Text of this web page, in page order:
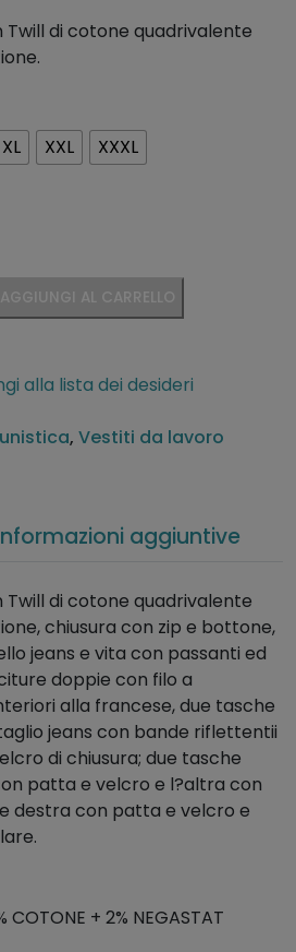
Twill di cotone quadrivalente
XL XXL XXXL
alla lista dei desideri
, Vestiti da lavoro
aggiuntive
Twill di cotone quadrivalente
chiusura con zip e bottone,
jeans e vita con passanti ed
doppie con filo a
alla francese, due tasche
jeans con bande riflettentii
di chiusura; due tasche
patta e velcro e l?altra con
destra con patta e velcro e
COTONE + 2% NEGASTAT